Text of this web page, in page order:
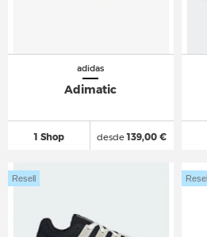
adidas
Adimatic
1 Shop desde139,00 €
Resell Resell